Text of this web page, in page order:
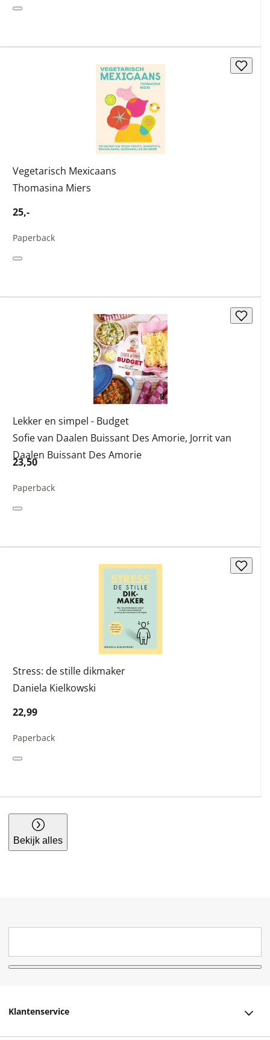
Vegetarisch Mexicaans
Thomasina Miers
25,-
Paperback
Lekker en simpel - Budget
Sofie van Daalen Buissant Des Amorie, Jorrit van
Daalen Buissant Des Amorie
23,50
Paperback
Stress: de stille dikmaker
Daniela Kielkowski
22,99
Paperback
Bekijk alles
Klantenservice